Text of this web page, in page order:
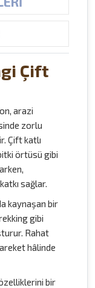
Çift
arazi
zorlu
Çift katlı
örtüsü gibi
sağlar.
kaynaşan bir
gibi
Rahat
hâlinde
bir